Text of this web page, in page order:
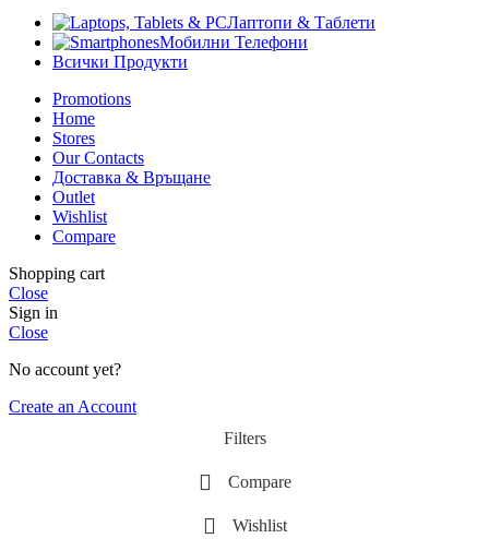
Лаптопи & Таблети
Мобилни Телефони
Всички Продукти
Promotions
Home
Stores
Our Contacts
Доставка & Връщане
Outlet
Wishlist
Compare
Shopping cart
Close
Sign in
Close
No account yet?
Create an Account
Filters
Compare
Wishlist